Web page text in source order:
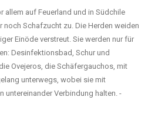
allem auf Feuerland und in Südchile
noch Schafzucht zu. Die Herden weiden
Einöde verstreut. Sie werden nur für
Desinfektionsbad, Schur und
Ovejeros, die Schäfergauchos, mit
unterwegs, wobei sie mit
untereinander Verbindung halten. -